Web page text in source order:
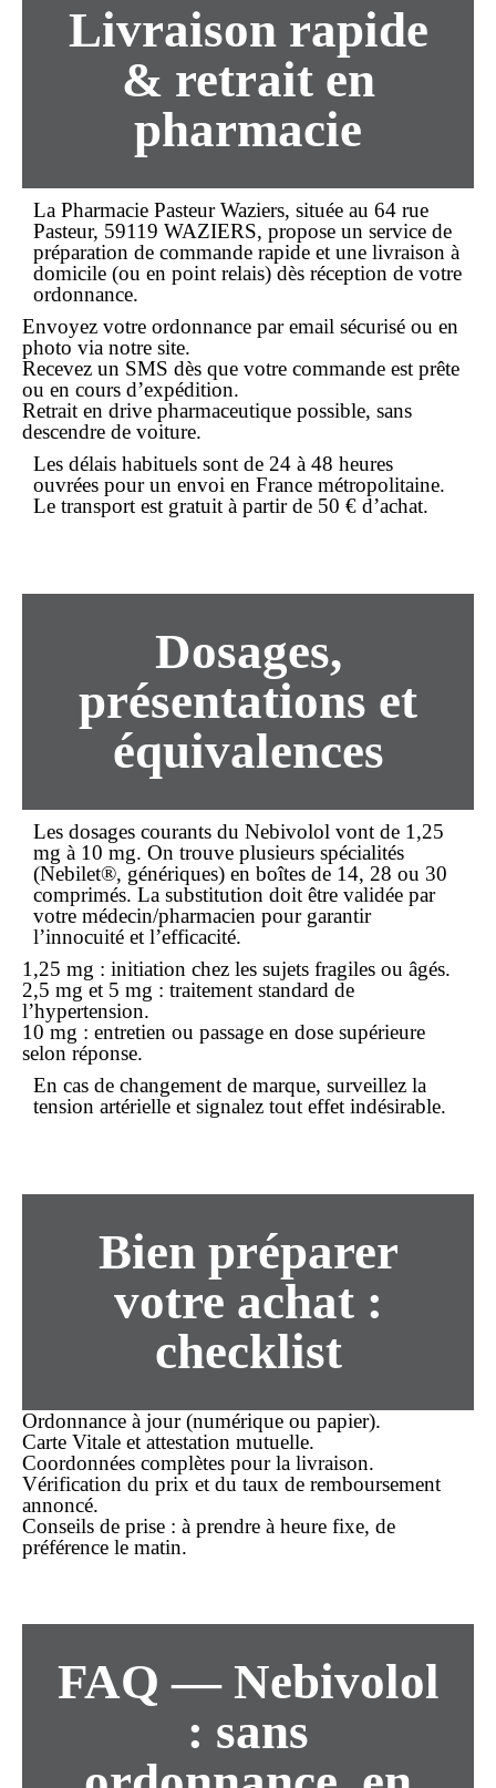
Livraison rapide
& retrait en
pharmacie
La Pharmacie Pasteur Waziers, située au 64 rue
Pasteur, 59119 WAZIERS, propose un service de
préparation de commande rapide et une livraison à
domicile (ou en point relais) dès réception de votre
ordonnance.
Envoyez votre ordonnance par email sécurisé ou en
photo via notre site.
Recevez un SMS dès que votre commande est prête
ou en cours d’expédition.
Retrait en drive pharmaceutique possible, sans
descendre de voiture.
Les délais habituels sont de 24 à 48 heures
ouvrées pour un envoi en France métropolitaine.
Le transport est gratuit à partir de 50 € d’achat.
Dosages,
présentations et
équivalences
Les dosages courants du Nebivolol vont de 1,25
mg à 10 mg. On trouve plusieurs spécialités
(Nebilet®, génériques) en boîtes de 14, 28 ou 30
comprimés. La substitution doit être validée par
votre médecin/pharmacien pour garantir
l’innocuité et l’efficacité.
1,25 mg : initiation chez les sujets fragiles ou âgés.
2,5 mg et 5 mg : traitement standard de
l’hypertension.
10 mg : entretien ou passage en dose supérieure
selon réponse.
En cas de changement de marque, surveillez la
tension artérielle et signalez tout effet indésirable.
Bien préparer
votre achat :
checklist
Ordonnance à jour (numérique ou papier).
Carte Vitale et attestation mutuelle.
Coordonnées complètes pour la livraison.
Vérification du prix et du taux de remboursement
annoncé.
Conseils de prise : à prendre à heure fixe, de
préférence le matin.
FAQ — Nebivolol
: sans